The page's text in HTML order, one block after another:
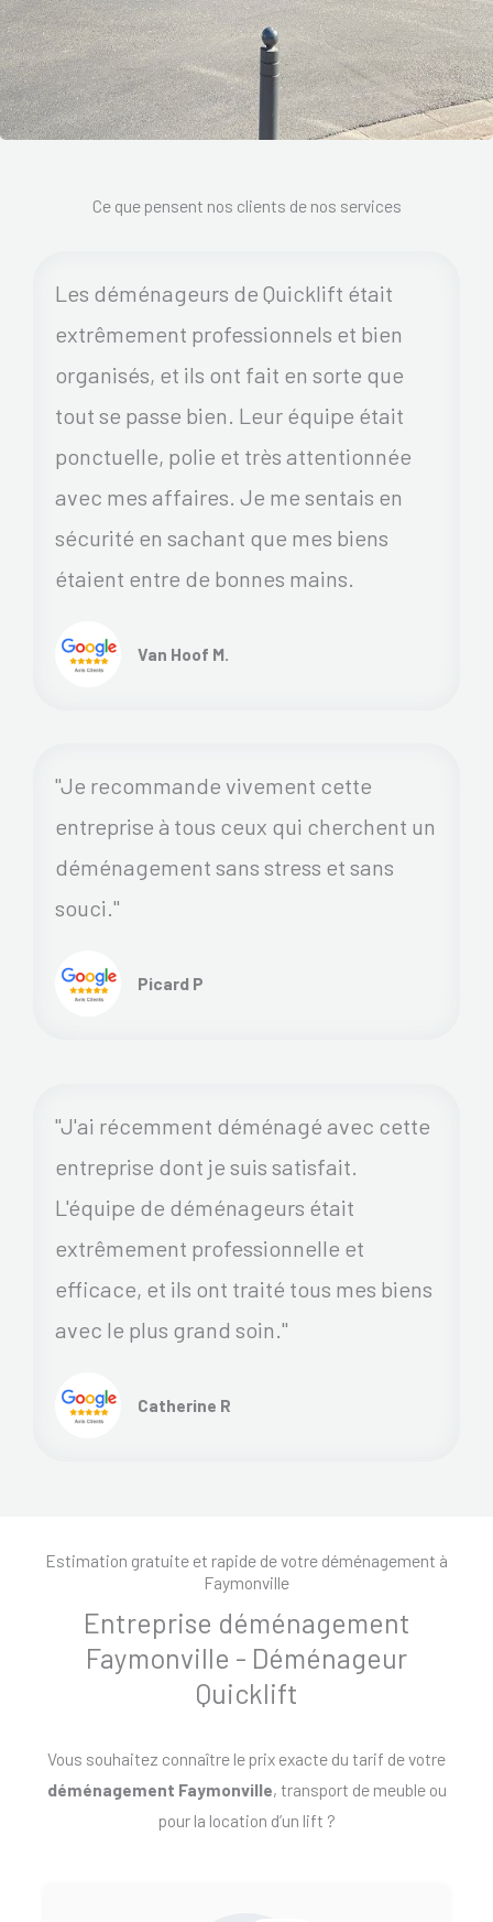
Ce que pensent nos clients de nos services
Les déménageurs de Quicklift était
extrêmement professionnels et bien
organisés, et ils ont fait en sorte que
tout se passe bien. Leur équipe était
ponctuelle, polie et très attentionnée
avec mes affaires. Je me sentais en
sécurité en sachant que mes biens
étaient entre de bonnes mains.
Van Hoof M.
"Je recommande vivement cette
entreprise à tous ceux qui cherchent un
déménagement sans stress et sans
souci."
Picard P
"J'ai récemment déménagé avec cette
entreprise dont je suis satisfait.
L'équipe de déménageurs était
extrêmement professionnelle et
efficace, et ils ont traité tous mes biens
avec le plus grand soin."
Catherine R
Estimation gratuite et rapide de votre déménagement à
Faymonville
Entreprise déménagement
Faymonville - Déménageur
Quicklift
Vous souhaitez connaître le prix exacte du tarif de votre
déménagement Faymonville, transport de meuble ou
pour la location d’un lift ?